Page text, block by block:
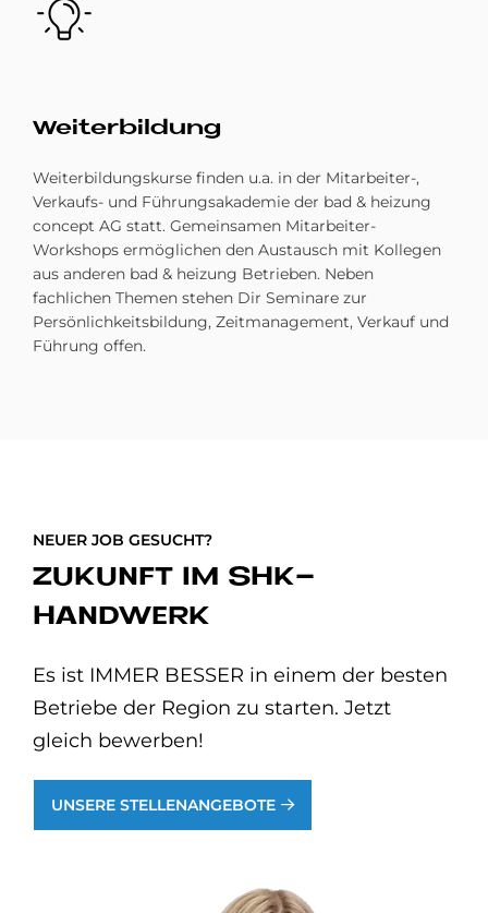
Wei­ter­bil­dung
Weiterbildungskurse finden u.a. in der Mitarbeiter-,
Verkaufs- und Führungsakademie der bad & heizung
concept AG statt. Gemeinsamen Mitarbeiter-
Workshops ermöglichen den Austausch mit Kollegen
aus anderen bad & heizung Betrieben. Neben
fachlichen Themen stehen Dir Seminare zur
Persönlichkeitsbildung, Zeitmanagement, Verkauf und
Führung offen.
NEUER JOB GESUCHT?
ZUKUNFT IM SHK-
HANDWERK
Es ist IMMER BESSER in einem der besten
Betriebe der Region zu starten. Jetzt
gleich bewerben!
UNSERE STELLENANGEBOTE